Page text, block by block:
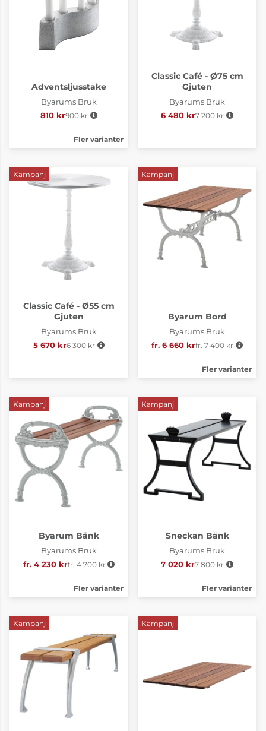
Adventsljusstake
Byarums Bruk
810 kr Ordinarie pris:
900 kr
Fler varianter
Classic Café - Ø75 cm
Gjuten
Byarums Bruk
6 480 krOrdinarie pris:
7 200 kr
Kampanj
Classic Café - Ø55 cm
Gjuten
Byarums Bruk
5 670 kr Ordinarie pris:
6 300 kr
Kampanj
Byarum Bord
Byarums Bruk
fr. 6 660 krOrdinarie pris:
fr. 7 400 kr
Fler varianter
Kampanj
Byarum Bänk
Byarums Bruk
fr. 4 230 krOrdinarie pris:
fr. 4 700 kr
Fler varianter
Kampanj
Sneckan Bänk
Byarums Bruk
7 020 kr Ordinarie pris:
7 800 kr
Fler varianter
Kampanj Kampanj